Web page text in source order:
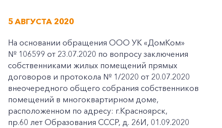
5 АВГУСТА 2020
На основании обращения ООО УК «ДомКом»
№ 106599 от 23.07.2020 по вопросу заключения
собственниками жилых помещений прямых
договоров и протокола № 1/2020 от 20.07.2020
внеочередного общего собрания собственников
помещений в многоквартирном доме,
расположенном по адресу: г.Красноярск,
пр.60 лет Образования СССР, д. 26И, 01.09.2020